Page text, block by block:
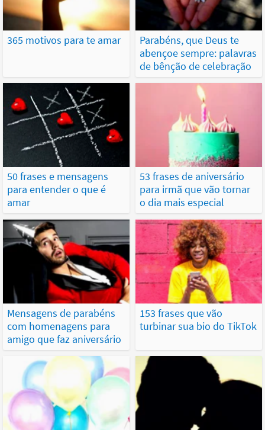
365 motivos para te amar
Parabéns, que Deus te
abençoe sempre: palavras
de bênção de celebração
50 frases e mensagens
para entender o que é
amar
53 frases de aniversário
para irmã que vão tornar
o dia mais especial
Mensagens de parabéns
com homenagens para
amigo que faz aniversário
153 frases que vão
turbinar sua bio do TikTok